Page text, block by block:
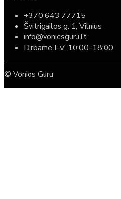
+370 643 77715
Švitrigailos g. 1, Vilnius
info@voniosguru.lt
Dirbame I–V, 10:00–18:00
© Vonios Guru